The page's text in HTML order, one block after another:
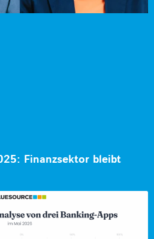
Finanzsektor bleibt